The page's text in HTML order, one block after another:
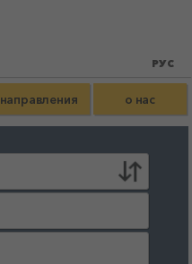
направления о нас